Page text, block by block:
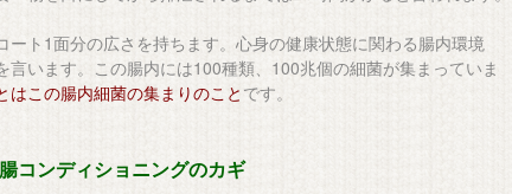
ート1面分の広さを持ちます。心身の健康状態に関わる腸内環境
言います。この腸内には100種類、100兆個の細菌が集まっていま
はこの腸内細菌の集まりのこと です。
コンディショニングのカギ